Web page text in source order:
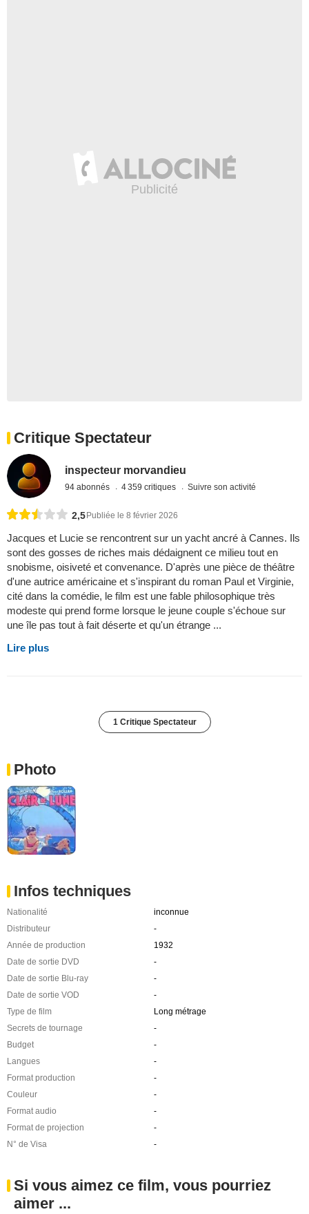
Critique Spectateur
inspecteur morvandieu
94 abonnés 4 359 critiques Suivre son activité
2,5 Publiée le 8 février 2026
Jacques et Lucie se rencontrent sur un yacht ancré à Cannes. Ils
sont des gosses de riches mais dédaignent ce milieu tout en
snobisme, oisiveté et convenance. D'après une pièce de théâtre
d'une autrice américaine et s'inspirant du roman Paul et Virginie,
cité dans la comédie, le film est une fable philosophique très
modeste qui prend forme lorsque le jeune couple s'échoue sur
une île pas tout à fait déserte et qu'un étrange ...
Lire plus
1 Critique Spectateur
Photo
Infos techniques
Nationalité
inconnue
Distributeur
-
Année de production
1932
Date de sortie DVD
-
Date de sortie Blu-ray
-
Date de sortie VOD
-
Type de film
Long métrage
Secrets de tournage
-
Budget
-
Langues
-
Format production
-
Couleur
-
Format audio
-
Format de projection
-
N° de Visa
-
Si vous aimez ce film, vous pourriez
aimer ...